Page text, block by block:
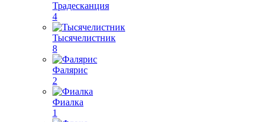
Традесканция
4
Тысячелистник
8
Фалярис
2
Фиалка
1